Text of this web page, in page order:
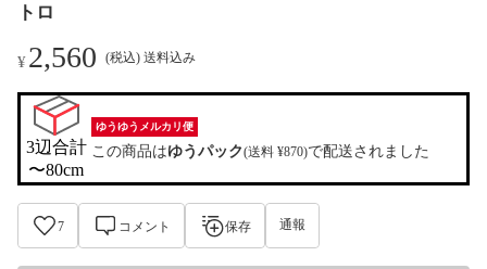
トロ
¥2,560 (税込) 送料込み
3辺合計
〜80cm
ゆうゆうメルカリ便
この商品はゆうパック(送料 ¥870)で配送されました
7 コメント 保存 通報